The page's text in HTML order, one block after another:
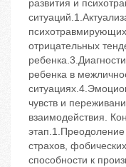
развития и
отрицательных
ребенка в
чувств и
взаимодействия.
страхов,
способности к